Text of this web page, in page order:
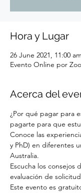
Hora y Lugar
26 June 2021, 11:00
Evento Online por
Acerca del
¿Por qué pagar para
pagarte para que
Conoce las
y PhD) en diferentes
Australia.
Escucha los consejos
evaluación de
Este evento es